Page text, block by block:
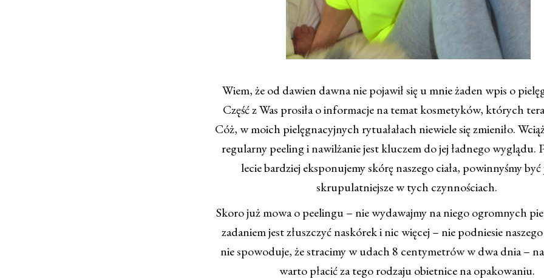
Wiem, że od dawien dawna nie pojawił się u mnie żaden wpis o
Część z Was prosiła o informacje na temat kosmetyków, których
Cóż, w moich pielęgnacyjnych rytuałałach niewiele się zmieniło.
regularny peeling i nawilżanie jest kluczem do jej ładnego wyglądu.
lecie bardziej eksponujemy skórę naszego ciała, powinnyśmy być
skrupulatniejsze w tych czynnościach.
Skoro już mowa o peelingu – nie wydawajmy na niego ogromnych
zadaniem jest złuszczyć naskórek i nic więcej – nie podniesie
nie spowoduje, że stracimy w udach 8 centymetrów w dwa dnia –
warto płacić za tego rodzaju obietnice na opakowaniu.